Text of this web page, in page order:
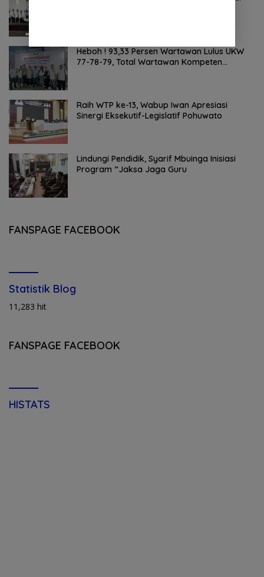
Heboh ! 93,33 Persen Wartawan Lulus UKW
77-78-79, Total Wartawan Kompeten
Raih WTP ke-13, Wabup Iwan Apresiasi
Sinergi Eksekutif-Legislatif Pohuwato
Lindungi Pendidik, Syarif Mbuinga Inisiasi
Program “Jaksa Jaga Guru
FANSPAGE FACEBOOK
Statistik Blog
11,283 hit
FANSPAGE FACEBOOK
HISTATS